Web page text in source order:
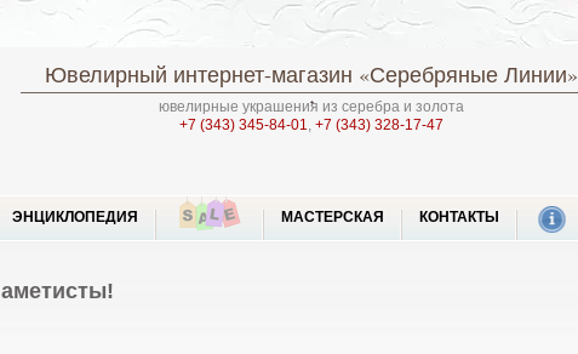
Ювелирный интернет-магазин «Серебряные Линии»
ювелирные украшения из серебра и золота
+7 (343) 345-84-01, +7 (343) 328-17-47
ЭНЦИКЛОПЕДИЯ МАСТЕРСКАЯ КОНТАКТЫ